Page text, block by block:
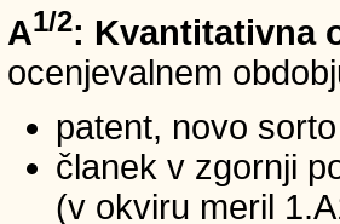
A1/2: Kvantitativna
ocenjevalnem
patent, novo
članek v zgornji
(v okviru meril